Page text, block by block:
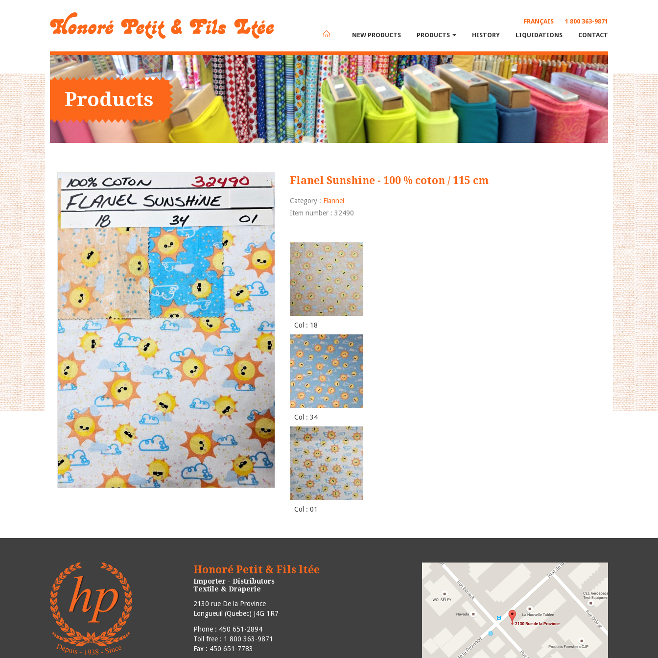
FRANÇAIS
1 800 363-9871
NEW PRODUCTS
PRODUCTS HISTORY LIQUIDATIONS CONTACT
Products
Flanel Sunshine - 100 % coton / 115 cm
Category : Flannel
Item number : 32490
Col : 18
Col : 34
Col : 01
Honoré Petit & Fils ltée
Importer - Distributors
Textile & Draperie
2130 rue De la Province
Longueuil (Quebec) J4G 1R7
Phone : 450 651-2894
Toll free : 1 800 363-9871
Fax : 450 651-7783